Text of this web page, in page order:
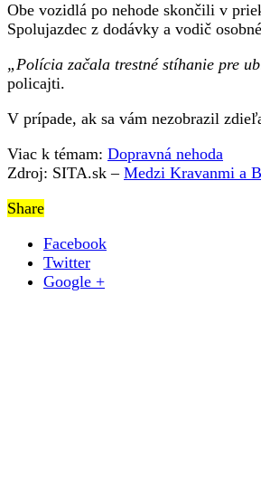
Obe vozidlá po nehode skončili v
Spolujazdec z dodávky a vodič
„Polícia začala trestné stíhanie pre
policajti.
V prípade, ak sa vám nezobrazil
Viac k témam: Dopravná nehoda
Zdroj: SITA.sk – Medzi Kravanmi a
Share
Facebook
Twitter
Google +